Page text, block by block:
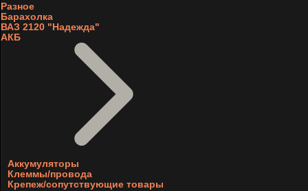
Разное
Барахолка
ВАЗ 2120 "Надежда"
АКБ
Аккумуляторы
Клеммы/провода
Крепеж/сопутствующие товары